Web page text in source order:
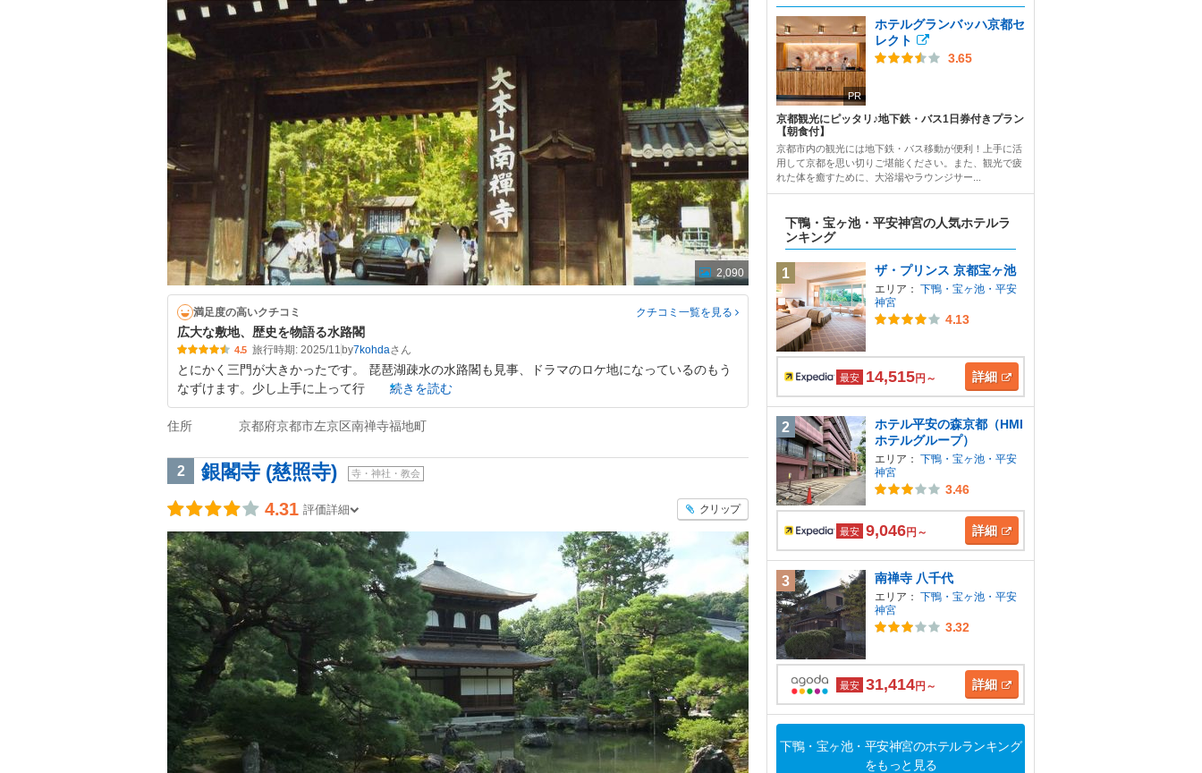
2,090
満足度の高いクチコミ クチコミ一覧を見る
広大な敷地、歴史を物語る水路閣
4.5 旅行時期: 2025/11 by7kohda
とにかく三門が大きかったです。 琵琶湖疎水の水路閣も見事、ドラマのロケ地になっているのもう
なずけます。少し上手に上って行
続きを読む
住所 京都府京都市左京区南禅寺福地町
2 銀閣寺 (慈照寺) 寺・神社・教会
4.31 評価詳細 クリップ
PR
ホテルグランバッハ京都セ
レクト
3.65
京都観光にピッタリ♪地下鉄・バス1日券付きプラン
【朝食付】
京都市内の観光には地下鉄・バス移動が便利！上手に活
用して京都を思い切りご堪能ください。また、観光で疲
れた体を癒すために、大浴場やラウンジサー...
下鴨・宝ヶ池・平安神宮の人気ホテルラ
ンキング
1 ザ・プリンス 京都宝ヶ池
エリア： 下鴨・宝ヶ池・平安
神宮
4.13
最安 14,515円～ 詳細
2
ホテル平安の森京都（HMI
ホテルグループ）
エリア： 下鴨・宝ヶ池・平安
神宮
3.46
最安 9,046円～ 詳細
3 南禅寺 八千代
エリア： 下鴨・宝ヶ池・平安
神宮
3.32
最安 31,414円～ 詳細
下鴨・宝ヶ池・平安神宮のホテルランキング
をもっと見る